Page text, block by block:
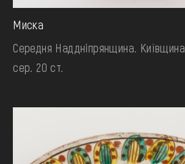
Миска
Середня Наддніпрянщина. Київщина
сер. 20 ст.